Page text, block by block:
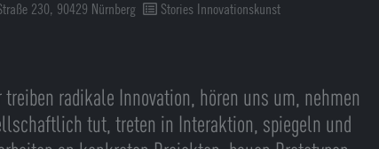
230, 90429 Nürnberg Stories Innovationskunst
treiben radikale Innovation, hören uns um, nehmen
tut, treten in Interaktion, spiegeln und